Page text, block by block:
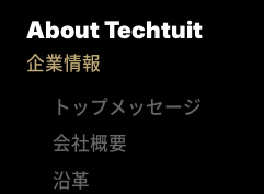
About Techtuit
企業情報
トップメッセージ
会社概要
沿革